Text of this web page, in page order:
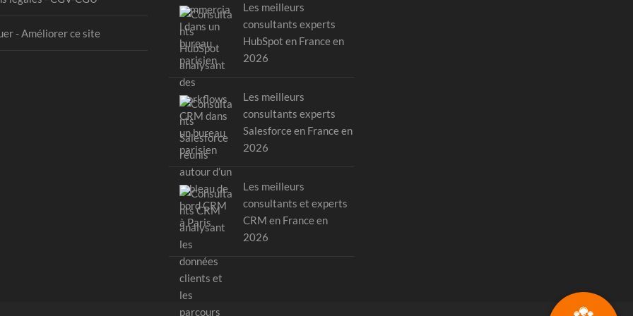
- Améliorer ce site
Les meilleurs
consultants experts
HubSpot en France en
2026
Les meilleurs
consultants experts
Salesforce en France en
2026
Les meilleurs
consultants et experts
CRM en France en
2026